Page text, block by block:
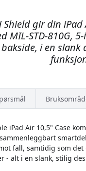
gir din
MIL-STD-810G,
i en
iPad Air 10,5" Case
fall, samtidig som
- alt i en slank, stilig